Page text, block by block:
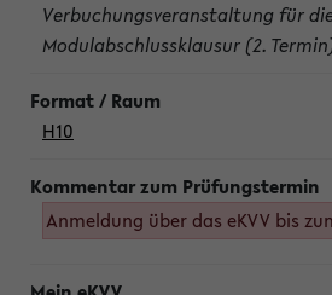
Verbuchungsveranstaltung für
Modulabschlussklausur (2.
H10
Anmeldung über das eKVV bis